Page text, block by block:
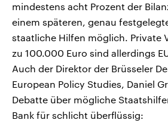
mindestens acht Prozent der
einem späteren, genau
staatliche Hilfen möglich. Private
zu 100.000 Euro sind allerdings
Auch der Direktor der Brüsseler
European Policy Studies, Daniel
Debatte über mögliche
Bank für schlicht überflüssig: